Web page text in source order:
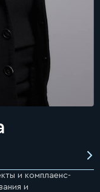
и комплаенс-
и